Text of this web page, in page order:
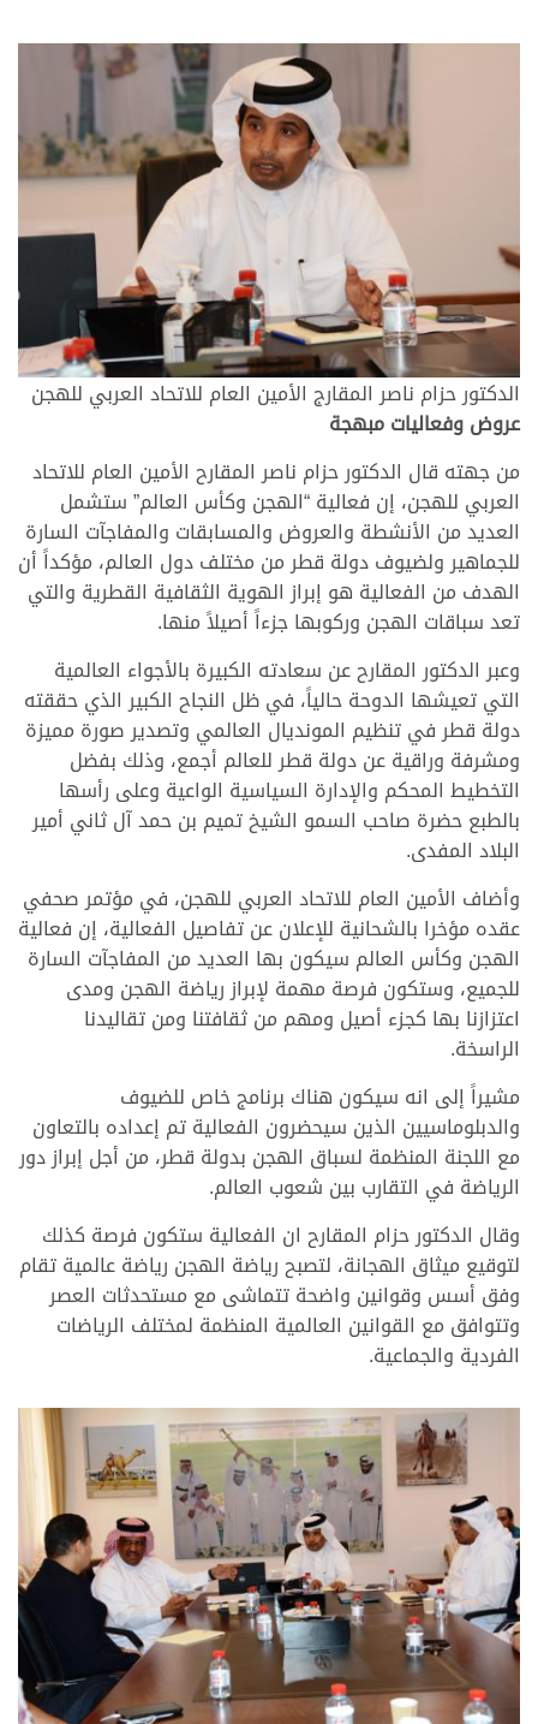
الدكتور حزام ناصر المقارج الأمين العام للاتحاد العربي للهجن
عروض وفعاليات مبهجة
من جهته قال الدكتور حزام ناصر المقارح الأمين العام للاتحاد
العربي للهجن، إن فعالية “الهجن وكأس العالم” ستشمل
العديد من الأنشطة والعروض والمسابقات والمفاجآت السارة
للجماهير ولضيوف دولة قطر من مختلف دول العالم، مؤكداً أن
الهدف من الفعالية هو إبراز الهوية الثقافية القطرية والتي
تعد سباقات الهجن وركوبها جزءاً أصيلاً منها.
وعبر الدكتور المقارح عن سعادته الكبيرة بالأجواء العالمية
التي تعيشها الدوحة حالياً، في ظل النجاح الكبير الذي حققته
دولة قطر في تنظيم المونديال العالمي وتصدير صورة مميزة
ومشرفة وراقية عن دولة قطر للعالم أجمع، وذلك بفضل
التخطيط المحكم والإدارة السياسية الواعية وعلى رأسها
بالطبع حضرة صاحب السمو الشيخ تميم بن حمد آل ثاني أمير
البلاد المفدى.
وأضاف الأمين العام للاتحاد العربي للهجن، في مؤتمر صحفي
عقده مؤخرا بالشحانية للإعلان عن تفاصيل الفعالية، إن فعالية
الهجن وكأس العالم سيكون بها العديد من المفاجآت السارة
للجميع، وستكون فرصة مهمة لإبراز رياضة الهجن ومدى
اعتزازنا بها كجزء أصيل ومهم من ثقافتنا ومن تقاليدنا
الراسخة.
مشيراً إلى انه سيكون هناك برنامج خاص للضيوف
والدبلوماسيين الذين سيحضرون الفعالية تم إعداده بالتعاون
مع اللجنة المنظمة لسباق الهجن بدولة قطر، من أجل إبراز دور
الرياضة في التقارب بين شعوب العالم.
وقال الدكتور حزام المقارح ان الفعالية ستكون فرصة كذلك
لتوقيع ميثاق الهجانة، لتصبح رياضة الهجن رياضة عالمية تقام
وفق أسس وقوانين واضحة تتماشى مع مستحدثات العصر
وتتوافق مع القوانين العالمية المنظمة لمختلف الرياضات
الفردية والجماعية.